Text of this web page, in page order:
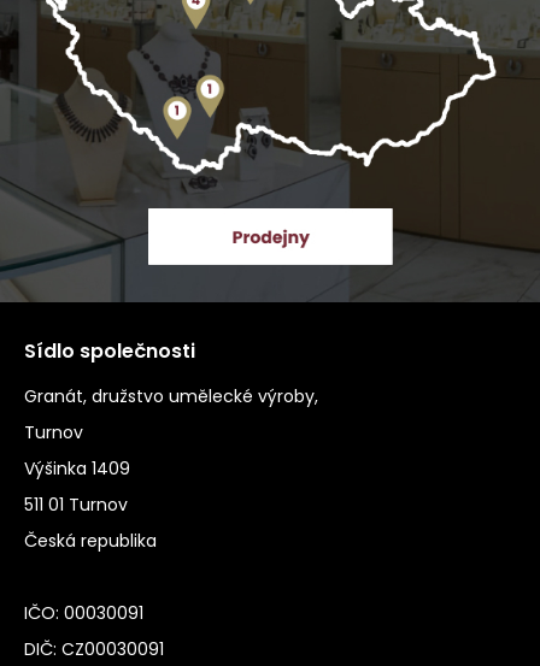
Sídlo společnosti
Granát, družstvo umělecké výroby,
Turnov
Výšinka 1409
511 01 Turnov
Česká republika
IČO: 00030091
DIČ: CZ00030091